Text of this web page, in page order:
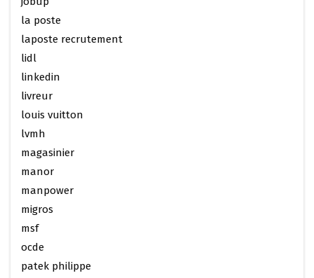
la poste
laposte recrutement
lidl
linkedin
livreur
louis vuitton
lvmh
magasinier
manor
manpower
migros
msf
ocde
patek philippe